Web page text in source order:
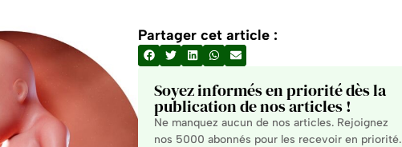
Partager cet article :
Soyez informés en priorité dès la
publication de nos articles !
Ne manquez aucun de nos articles. Rejoignez
nos 5000 abonnés pour les recevoir en priorité.